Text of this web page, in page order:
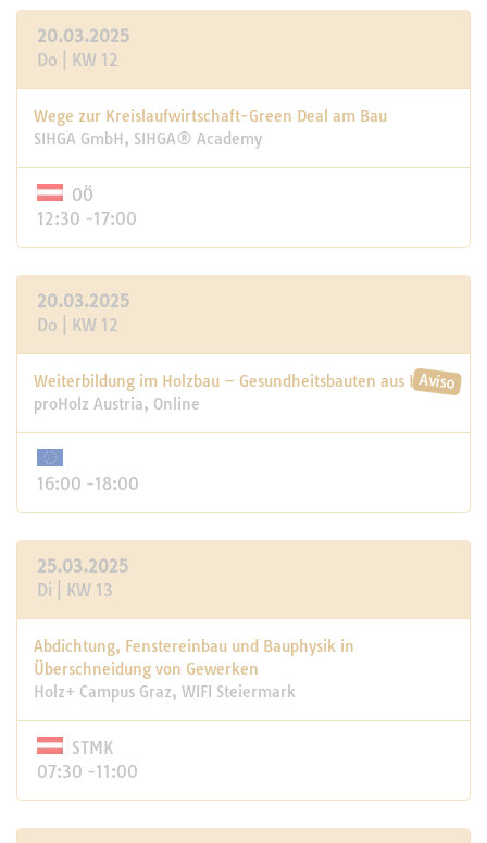
20.03.2025
Do | KW 12
Wege zur Kreislaufwirtschaft-Green Deal am Bau
SIHGA GmbH, SIHGA® Academy
OÖ
12:30 -17:00
20.03.2025
Do | KW 12
Weiterbildung im Holzbau – Gesundheitsbauten aus Holz
proHolz Austria, Online
16:00 -18:00
25.03.2025
Di | KW 13
Abdichtung, Fenstereinbau und Bauphysik in
Überschneidung von Gewerken
Holz+ Campus Graz, WIFI Steiermark
STMK
07:30 -11:00